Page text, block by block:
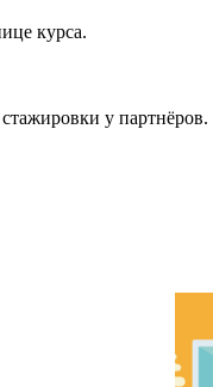
курса.
у партнёров.